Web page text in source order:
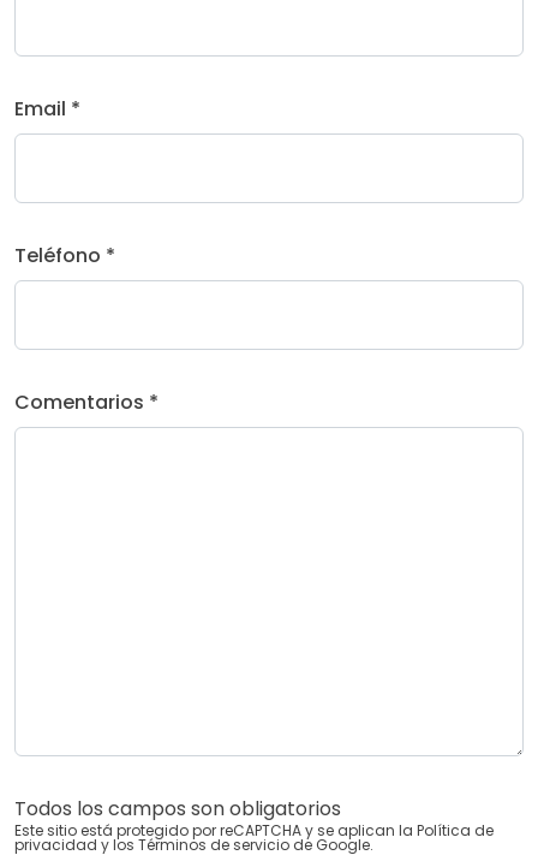
Email *
Teléfono *
Comentarios *
Todos los campos son obligatorios
Este sitio está protegido por reCAPTCHA y se aplican la Política de
privacidad y los Términos de servicio de Google.